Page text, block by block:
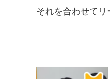
それを合わせて